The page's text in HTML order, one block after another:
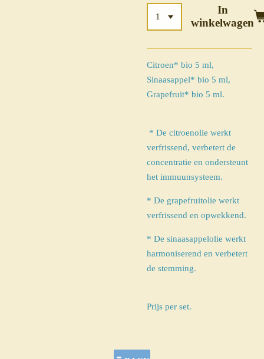
In
winkelwagen
Citroen* bio 5 ml,
Sinaasappel* bio 5 ml,
Grapefruit* bio 5 ml.
* De citroenolie werkt
verfrissend, verbetert de
concentratie en ondersteunt
het immuunsysteem.
* De grapefruitolie werkt
verfrissend en opwekkend.
* De sinaasappelolie werkt
harmoniserend en verbetert
de stemming.
Prijs per set.